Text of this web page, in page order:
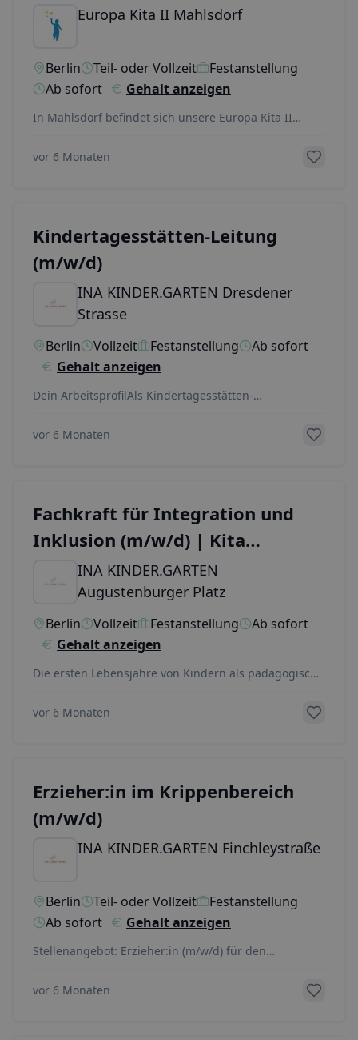
Europa Kita II Mahlsdorf
Berlin Teil- oder Vollzeit
Festanstellung
Ab sofort
Gehalt anzeigen
In Mahlsdorf befindet sich unsere Europa Kita II
vor 6 Monaten
Kindertages­stätten-Leitung
(m/w/d)
INA KINDER.GARTEN Dresdener
Strasse
Berlin Vollzeit Festanstellung
Ab sofort
Gehalt anzeigen
Dein ArbeitsprofilAls Kindertagesstätten-
Leitungskraf
vor 6 Monaten
Fachkraft für Integration und
Inklusion (m/w/d) | Kita
Augustenburger Platz Gestalte
den bunten Kita-Alltag
INA KINDER.GARTEN
Augustenburger Platz
Berlin Vollzeit Festanstellung
Ab sofort
Gehalt anzeigen
Die ersten Lebensjahre von Kindern als pädagogische
vor 6 Monaten
Erzieher:in im Krippenbereich
(m/w/d)
INA KINDER.GARTEN Finchleystraße
Berlin Teil- oder Vollzeit
Festanstellung
Ab sofort
Gehalt anzeigen
Stellenangebot: Erzieher:in (m/w/d) für den
ermut ...
vor 6 Monaten